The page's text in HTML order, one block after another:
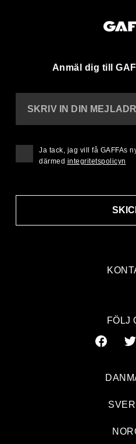
Anmäl dig till
SKRIV IN DIN
Ja tack, jag vill få GAFFAs
därmed integritetspolicyn
FÖLJ